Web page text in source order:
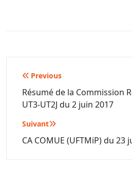
Navigation
de
l’article
Previous
Résumé de la Commission
UT3-UT2J du 2 juin 2017
Suivant
CA COMUE (UFTMiP) du 23